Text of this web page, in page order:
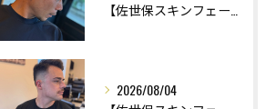
2026/08/04